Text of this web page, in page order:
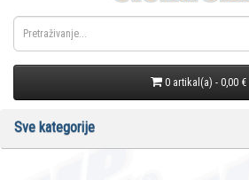
0 artikal(a) - 0,00 €
Sve kategorije